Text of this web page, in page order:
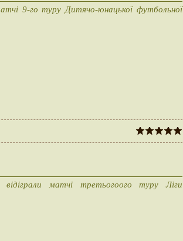
9-го туру Дитячо-юнацької футбольної
матчі третьогоого туру Ліги